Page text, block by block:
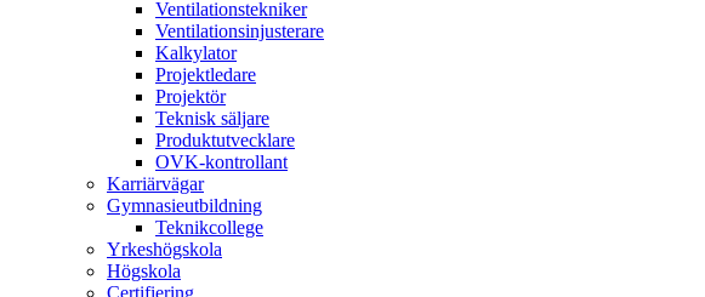
Ventilationstekniker
Ventilationsinjusterare
Kalkylator
Projektledare
Projektör
Teknisk säljare
Produktutvecklare
OVK-kontrollant
Karriärvägar
Gymnasieutbildning
Teknikcollege
Yrkeshögskola
Högskola
Certifiering